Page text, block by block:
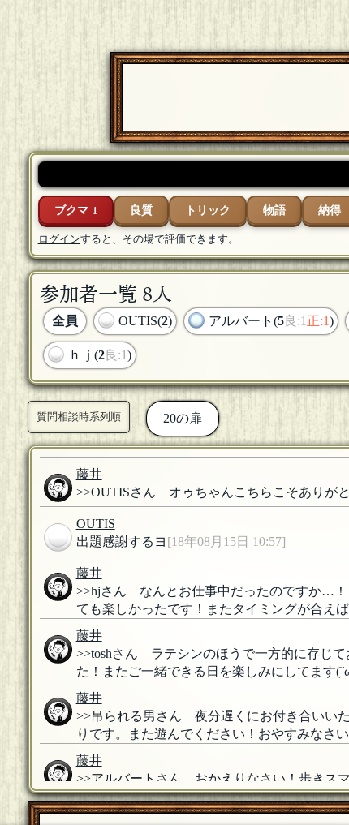
ブクマ 1 良質 トリック 物語 納得
ログインすると、その場で評価できます。
参加者一覧 8人
全員 OUTIS(2) アルバート(5良:1正:1)
ｈｊ(2良:1)
質問相談時系列順 20の扉
藤井
>>OUTISさん オゥちゃんこちらこそありが
OUTIS
出題感謝するヨ [18年08月15日 10:57]
藤井
>>hjさん なんとお仕事中だったのですか…！
ても楽しかったです！またタイミングが合え
藤井
>>toshさん ラテシンのほうで一方的に存じ
た！またご一緒できる日を楽しみにしてます
藤井
>>吊られる男さん 夜分遅くにお付き合いい
りです。また遊んでください！おやすみなさい
藤井
>>アルバートさん おかえりなさい！歩きス
ラコメサーになりましょう。こちらこそ楽し